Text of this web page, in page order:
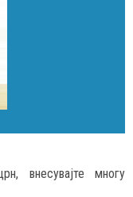
внесувајте многу